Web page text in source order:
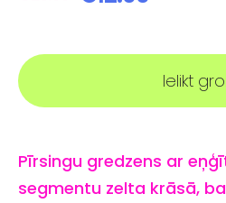
Ielikt
Pīrsingu gredzens ar
segmentu zelta krāsā,